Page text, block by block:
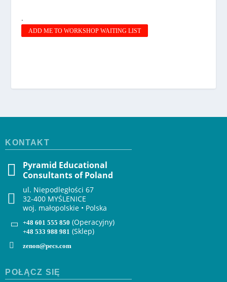
.
ADD ME TO WORKSHOP WAITING LIST
KONTAKT
Pyramid Educational
Consultants of Poland
ul. Niepodległości 67
32-400 MYŚLENICE
woj. małopolskie • Polska
+48 601 555 850 (Operacyjny)
+48 533 988 981 (Sklep)
zenon@pecs.com
POŁĄCZ SIĘ